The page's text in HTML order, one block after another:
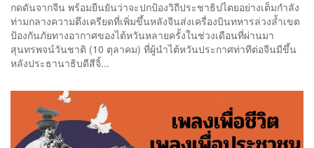
กดดันจากจีน พร้อมยืนยันว่าจะปกป้องวิถีประชาธิปไตยอย่างเต็มกำลัง
ท่ามกลางความตึงเครียดที่เพิ่มขึ้นหลังจีนส่งเครื่องบินทหารล่วงล้ำเขต
ป้องกันภัยทางอากาศของไต้หวันหลายครั้งในช่วงเดือนที่ผ่านมา
สุนทรพจน์วันชาติ (10 ตุลาคม) ที่ผู้นำไต้หวันประกาศท่าทีต่อจีนมีขึ้น
หลังประธานาธิบดีสีจิ้...